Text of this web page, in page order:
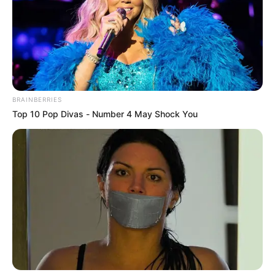
Adicionalmente, el seleccionado nacional tratará de ser el
cuarto equipo que gana tres partidos seguidos en La Paz,
BRAINBERRIES
Top 10 Pop Divas - Number 4 May Shock You